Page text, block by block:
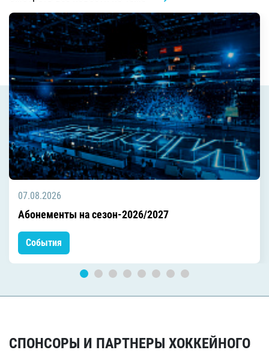
07.08.2026
Абонементы на сезон-2026/2027
События
СПОНСОРЫ И ПАРТНЕРЫ ХОККЕЙНОГО